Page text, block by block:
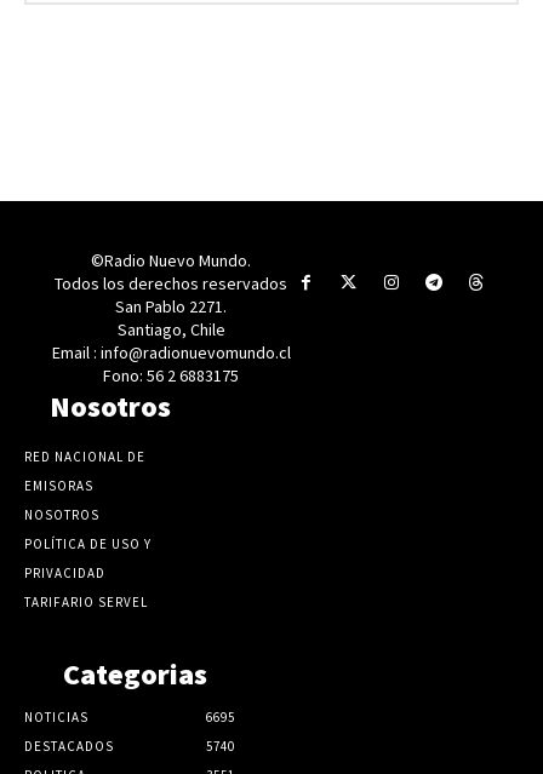
©Radio Nuevo Mundo.
Todos los derechos reservados
San Pablo 2271.
Santiago, Chile
Email : info@radionuevomundo.cl
Fono: 56 2 6883175
Nosotros
RED NACIONAL DE
EMISORAS
NOSOTROS
POLÍTICA DE USO Y
PRIVACIDAD
TARIFARIO SERVEL
Categorias
NOTICIAS
6695
DESTACADOS
5740